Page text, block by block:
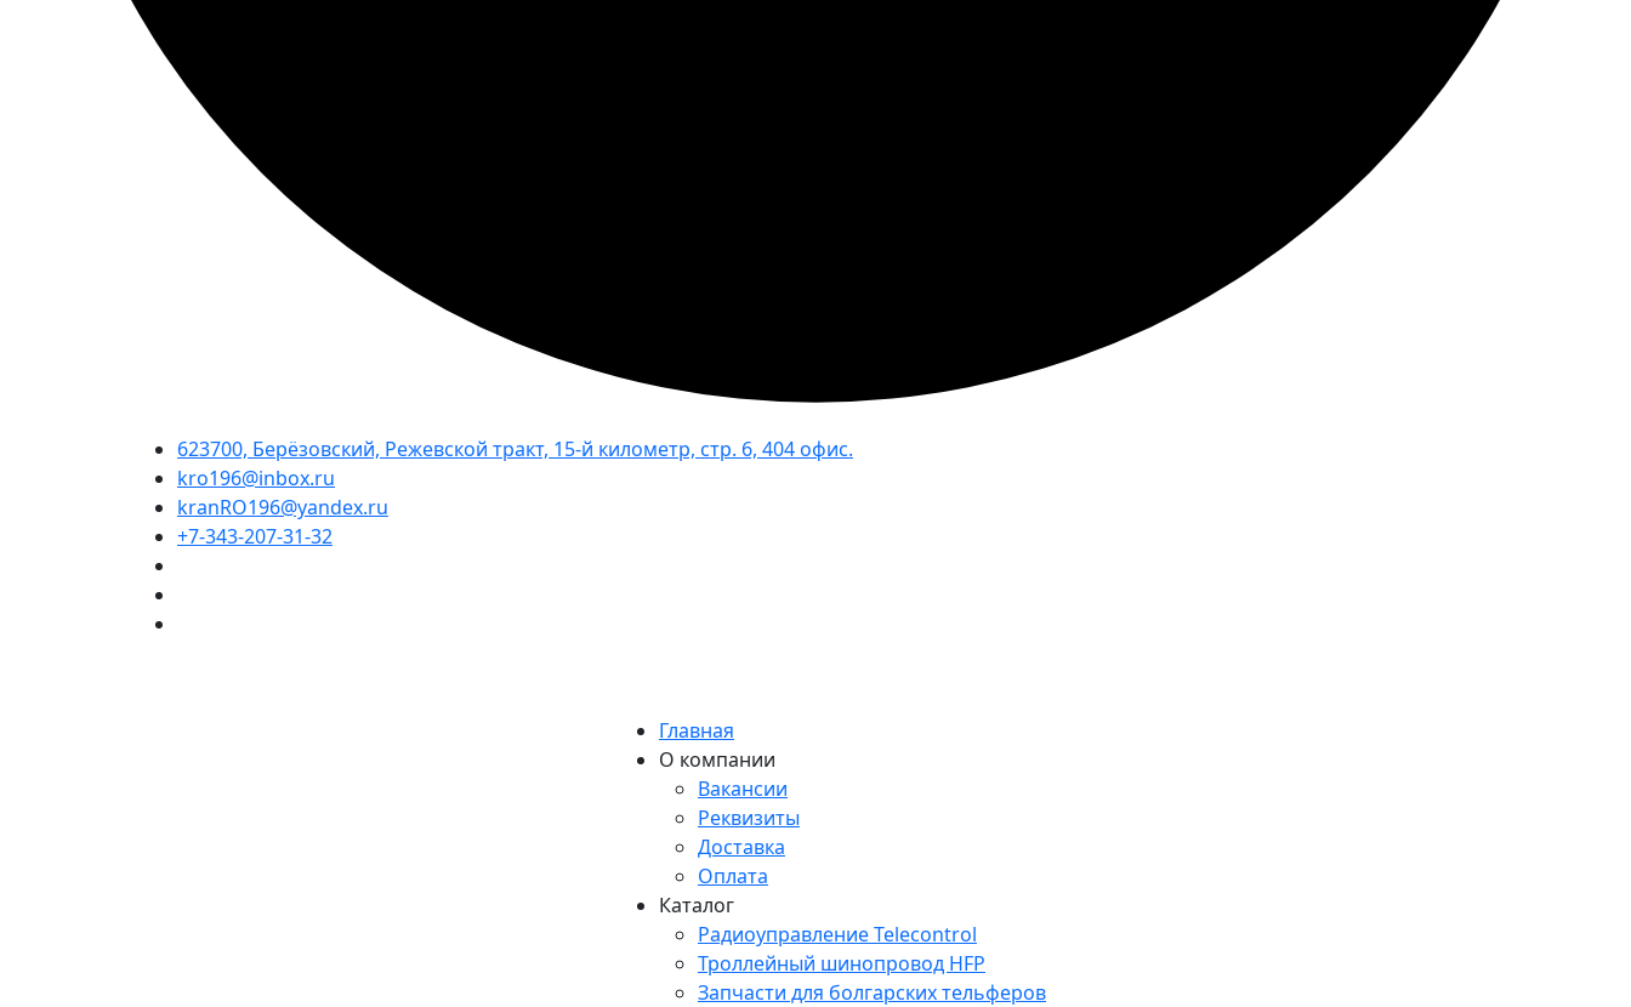
623700, Берёзовский, Режевской тракт, 15-й километр, стр. 6, 404 офис.
kro196@inbox.ru
kranRO196@yandex.ru
+7-343-207-31-32
Главная
О компании
Вакансии
Реквизиты
Доставка
Оплата
Каталог
Радиоуправление Telecontrol
Троллейный шинопровод HFP
Запчасти для болгарских тельферов